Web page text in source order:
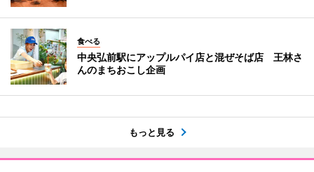
食べる
中央弘前駅にアップルパイ店と混ぜそば店 王林さ
んのまちおこし企画
もっと見る